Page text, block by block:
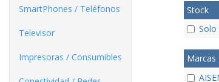
SmartPhones / Teléfonos
Televisor
Impresoras / Consumibles
Stock
Solo
Marcas